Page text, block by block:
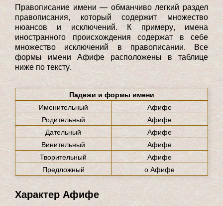
Правописание имени — обманчиво легкий раздел
правописания, который содержит множество
нюансов и исключений. К примеру, имена
иностранного происхождения содержат в себе
множество исключений в правописании. Все
формы имени Афифе расположены в таблице
ниже по тексту.
Падежи и формы имени
Именительный
Афифе
Родительный
Афифе
Дательный
Афифе
Винительный
Афифе
Творительный
Афифе
Предложный
о Афифе
Характер Афифе